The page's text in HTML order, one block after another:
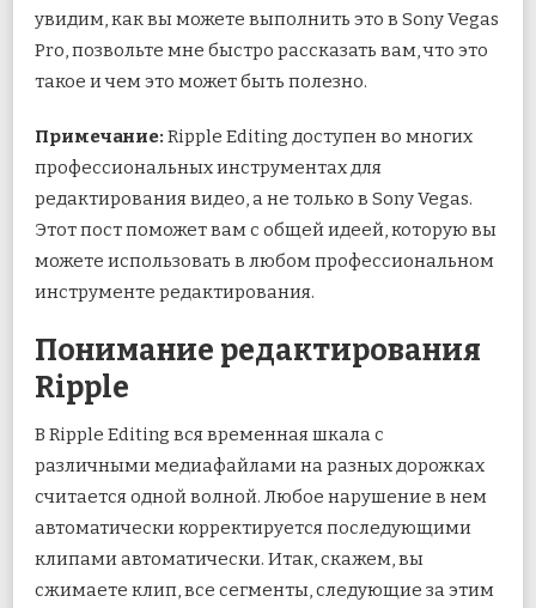
увидим, как вы можете выполнить это в Sony Vegas
Pro, позвольте мне быстро рассказать вам, что это
такое и чем это может быть полезно.
Примечание: Ripple Editing доступен во многих
профессиональных инструментах для
редактирования видео, а не только в Sony Vegas.
Этот пост поможет вам с общей идеей, которую вы
можете использовать в любом профессиональном
инструменте редактирования.
Понимание редактирования
Ripple
В Ripple Editing вся временная шкала с
различными медиафайлами на разных дорожках
считается одной волной. Любое нарушение в нем
автоматически корректируется последующими
клипами автоматически. Итак, скажем, вы
сжимаете клип, все сегменты, следующие за этим